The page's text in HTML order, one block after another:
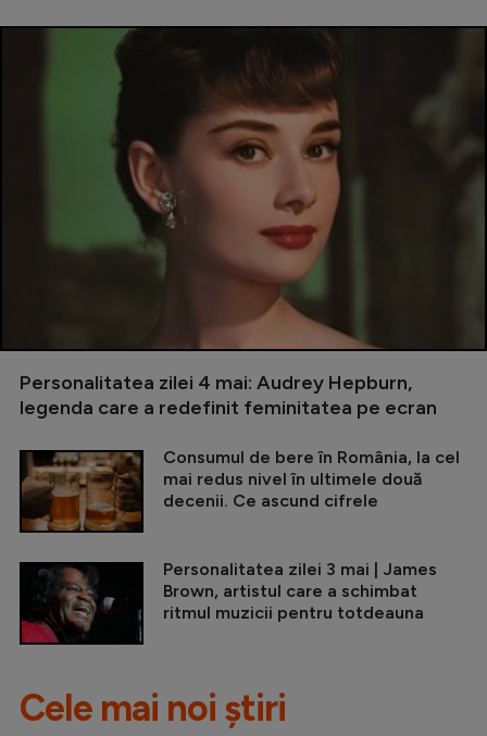
Personalitatea zilei 4 mai: Audrey Hepburn,
legenda care a redefinit feminitatea pe ecran
Consumul de bere în România, la cel
mai redus nivel în ultimele două
decenii. Ce ascund cifrele
Personalitatea zilei 3 mai | James
Brown, artistul care a schimbat
ritmul muzicii pentru totdeauna
Cele mai noi știri